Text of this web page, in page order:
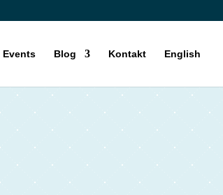
Events Blog Kontakt English